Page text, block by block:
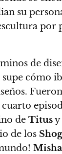
su
por
de
supe cómo
.
cuarto
de Titusy
de los
Misha